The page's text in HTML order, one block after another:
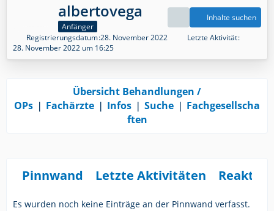
albertovega
Anfänger
Inhalte suchen
Registrierungsdatum 28. November 2022
Letzte Aktivität
28. November 2022 um 16:25
Übersicht Behandlungen /
OPs ❘ Fachärzte ❘ Infos ❘ Suche ❘ Fachgesellscha
ften
Pinnwand Letzte Aktivitäten
Es wurden noch keine Einträge an der Pinnwand verfasst.